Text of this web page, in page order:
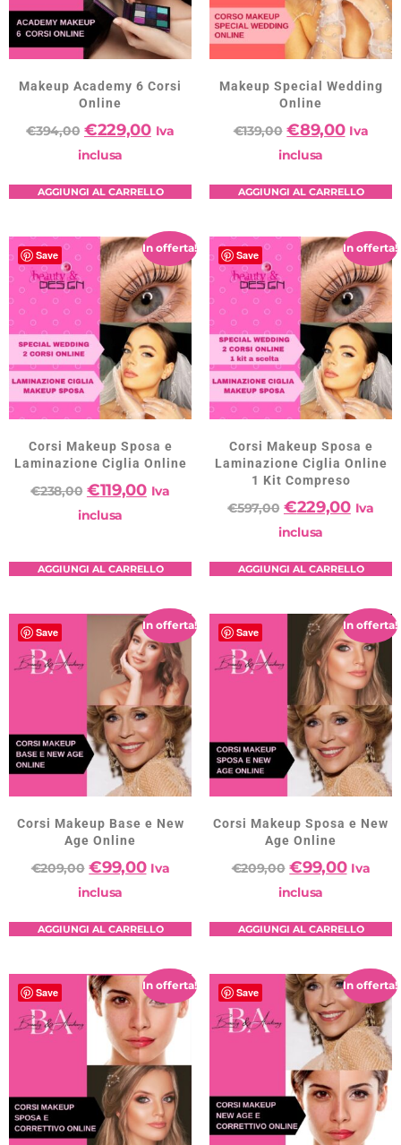
Makeup Academy 6 Corsi
Online
€394,00 €229,00 Iva
inclusa
AGGIUNGI AL CARRELLO
Makeup Special Wedding
Online
€139,00 €89,00 Iva
inclusa
AGGIUNGI AL CARRELLO
Save
In offerta!
Corsi Makeup Sposa e
Laminazione Ciglia Online
€238,00 €119,00 Iva
inclusa
AGGIUNGI AL CARRELLO
Save
In offerta!
Corsi Makeup Sposa e
Laminazione Ciglia Online
1 Kit Compreso
€597,00 €229,00 Iva
inclusa
AGGIUNGI AL CARRELLO
Save
In offerta!
Corsi Makeup Base e New
Age Online
€209,00 €99,00 Iva
inclusa
AGGIUNGI AL CARRELLO
Save
In offerta!
Corsi Makeup Sposa e New
Age Online
€209,00 €99,00 Iva
inclusa
AGGIUNGI AL CARRELLO
Save
In offerta!
Save
In offerta!